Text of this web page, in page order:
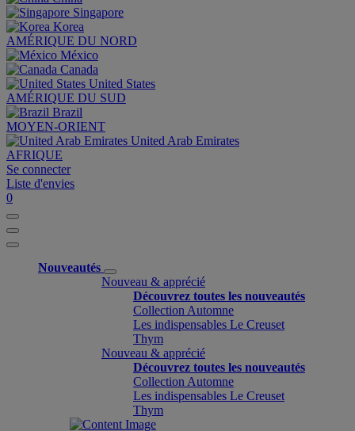
Singapore
Korea
AMÉRIQUE DU NORD
México
Canada
United States
AMÉRIQUE DU SUD
Brazil
MOYEN-ORIENT
United Arab Emirates
AFRIQUE
Se connecter
Liste d'envies
0
Nouveautés
Nouveau & apprécié
Découvrez toutes les nouveautés
Collection Automne
Les indispensables Le Creuset
Thym
Nouveau & apprécié
Découvrez toutes les nouveautés
Collection Automne
Les indispensables Le Creuset
Thym